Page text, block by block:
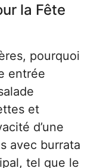
la Fête
pourquoi
entrée
et
d’une
avec burrata
tel que le